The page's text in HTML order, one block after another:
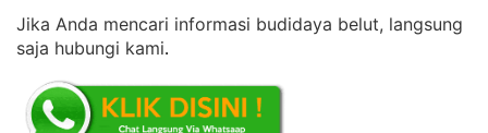
Jika Anda mencari informasi budidaya belut, langsung
saja hubungi kami.